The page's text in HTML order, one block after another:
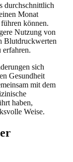
durchschnittlich
Monat
können.
Nutzung von
Blutdruckwerten
erfahren.
sich
Gesundheit
mit dem
haben,
Weise.